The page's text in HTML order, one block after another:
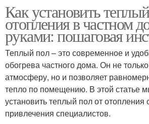
Как установить
отопления в частном
руками: пошаговая
Теплый пол – это современное и
обогрева частного дома. Он не
атмосферу, но и позволяет
тепло по помещению. В этой статье
установить теплый пол от отопления
привлечения специалистов.